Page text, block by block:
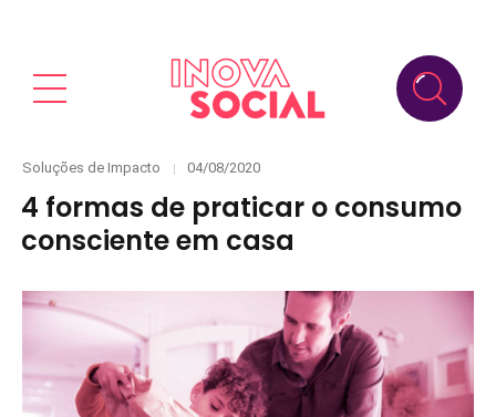
Categories
Soluções de Impacto
Posted
04/08/2020
4 formas de praticar o consumo
consciente em casa